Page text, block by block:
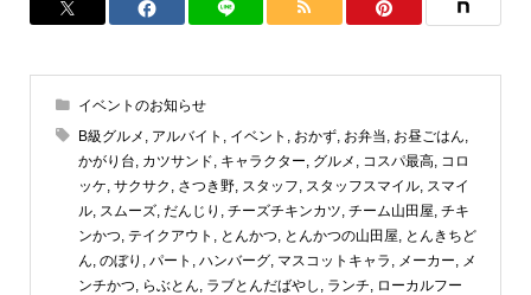
イベントのお知らせ
B級グルメ , アルバイト , イベント , おかず, お弁当, お昼ごはん,
かがり台, カツサンド, キャラクター, グルメ , コスパ最高, コロ
ッケ, サクサク , さつき野, スタッフ, スタッフスマイル, スマイ
ル, スムーズ, だんじり , チーズチキンカツ, チーム山田屋, チキ
ンかつ, テイクアウト , とんかつ, とんかつの山田屋, とんきちど
ん, のぼり , パート , ハンバーグ, マスコットキャラ , メーカー, メ
ンチかつ, らぶとん, ラブとんだばやし , ランチ, ローカルフー